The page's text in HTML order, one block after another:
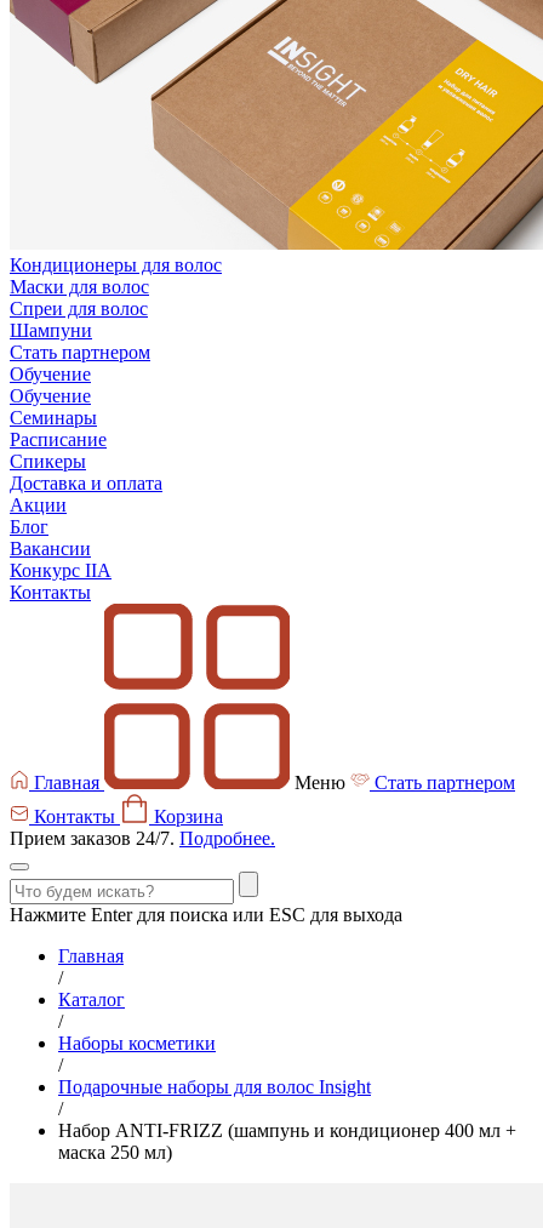
Кондиционеры для волос
Маски для волос
Спреи для волос
Шампуни
Стать партнером
Обучение
Обучение
Семинары
Расписание
Спикеры
Доставка и оплата
Акции
Блог
Вакансии
Конкурс IIA
Контакты
Главная Меню
Стать партнером
Контакты
Корзина
Прием заказов 24/7. Подробнее.
Нажмите Enter для поиска или ESC для выхода
Главная
/
Каталог
/
Наборы косметики
/
Подарочные наборы для волос Insight
/
Набор ANTI-FRIZZ (шампунь и кондиционер 400 мл +
маска 250 мл)